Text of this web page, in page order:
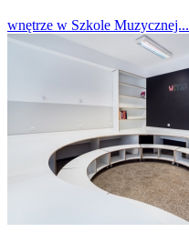
wnętrze w Szkole Muzycznej...